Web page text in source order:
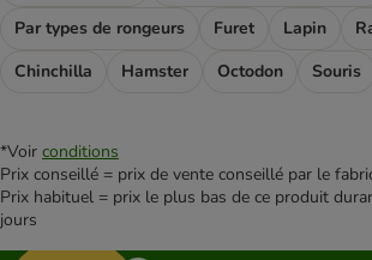
Par types de rongeurs
Furet Lapin
Chinchilla
Hamster Octodon Souris
*Voir conditions
Prix conseillé = prix de vente conseillé par le
Prix habituel = prix le plus bas de ce produit
jours